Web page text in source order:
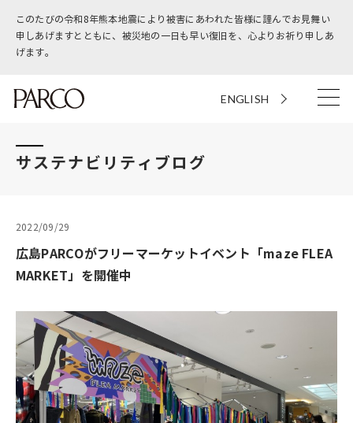
このたびの令和8年熊本地震により被害にあわれた皆様に謹んでお見舞い
申しあげますとともに、被災地の一日も早い復旧を、心よりお祈り申しあ
げます。
ENGLISH
サステナビリティブログ
2022/09/29
広島PARCOがフリーマーケットイベント「maze FLEA
MARKET」を開催中